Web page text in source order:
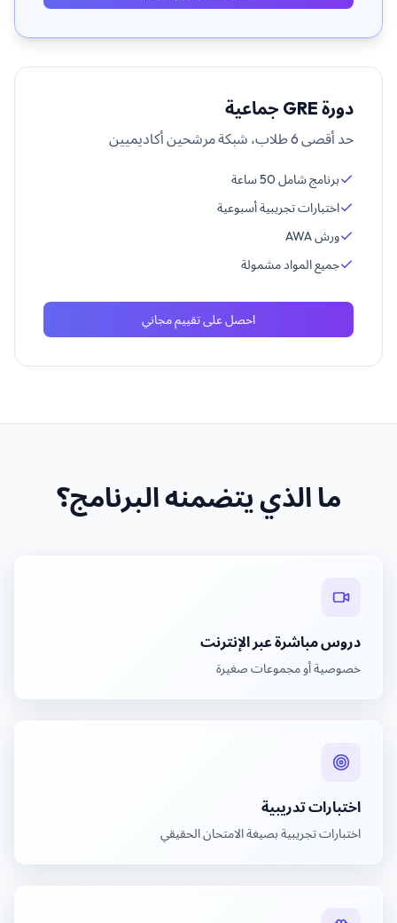
دورة GRE جماعية
حد أقصى 6 طلاب، شبكة مرشحين أكاديميين
برنامج شامل 50 ساعة
اختبارات تجريبية أسبوعية
ورش AWA
جميع المواد مشمولة
احصل على تقييم مجاني
ما الذي يتضمنه البرنامج؟
دروس مباشرة عبر الإنترنت
خصوصية أو مجموعات صغيرة
اختبارات تدريبية
اختبارات تجريبية بصيغة الامتحان الحقيقي